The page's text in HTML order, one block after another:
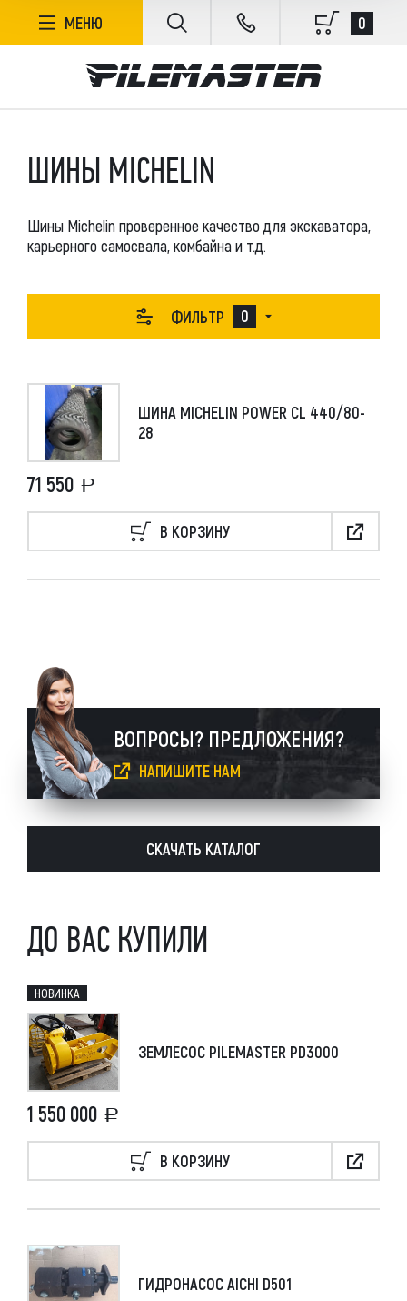
МЕНЮ 0
ШИНЫ MICHELIN
Шины Michelin проверенное качество для экскаватора,
карьерного самосвала, комбайна и т.д.
ФИЛЬТР 0
ФИЛЬТР
В НАЛИЧИИ
ПРОИЗВОДИТЕЛЬ
РОЗНИЧНАЯ ЦЕНА
СБРОСИТЬ
ШИНА MICHELIN POWER CL 440/80-
28
71 550
В КОРЗИНУ
ВОПРОСЫ? ПРЕДЛОЖЕНИЯ?
НАПИШИТЕ НАМ
СКАЧАТЬ КАТАЛОГ
ДО ВАС КУПИЛИ
НОВИНКА
ЗЕМЛЕСОС PILEMASTER PD3000
1 550 000
В КОРЗИНУ
ГИДРОНАСОС AICHI D501